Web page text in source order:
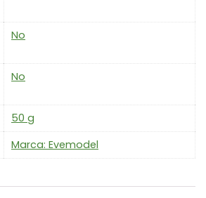
‎No
‎No
‎50 g
Marca: Evemodel